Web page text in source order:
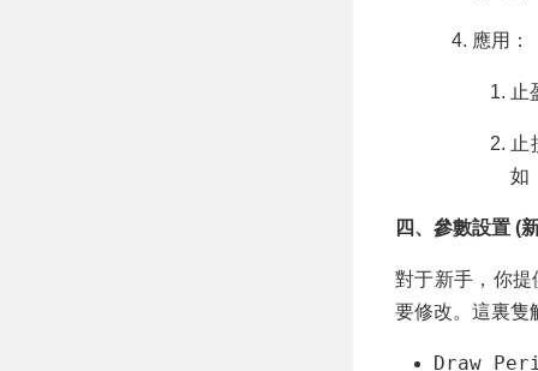
應用：
止
止
如
四、參數設置 (
對于新手，你
要修改。這裏隻
Draw